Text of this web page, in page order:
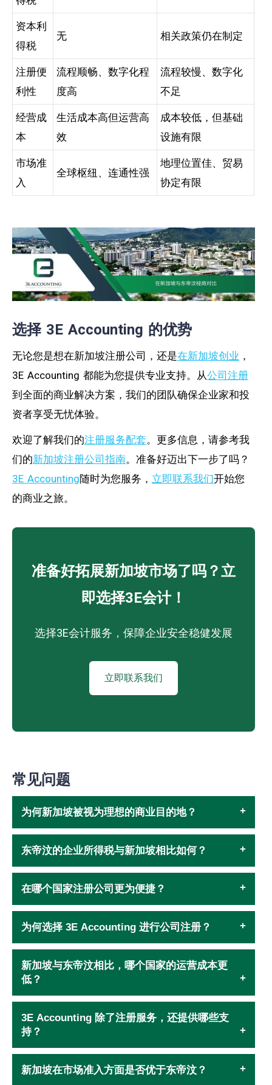
资本利
得税
无 相关政策仍在制定
注册便
利性
流程顺畅、数字化程
度高
流程较慢、数字化
不足
经营成
本
生活成本高但运营高
效
成本较低，但基础
设施有限
市场准
入
全球枢纽、连通性强
地理位置佳、贸易
协定有限
选择 3E Accounting 的优势
无论您是想在新加坡注册公司，还是在新加坡创业 ，
3E Accounting 都能为您提供专业支持。从公司注册
到全面的商业解决方案，我们的团队确保企业家和投
资者享受无忧体验。
欢迎了解我们的注册服务配套。更多信息，请参考我
们的新加坡注册公司指南。准备好迈出下一步了吗？
3E Accounting随时为您服务， 立即联系我们开始您
的商业之旅。
准备好拓展新加坡市场了吗？立
即选择3E会计！
选择3E会计服务，保障企业安全稳健发展
立即联系我们
常见问题
为何新加坡被视为理想的商业目的地？
东帝汶的企业所得税与新加坡相比如何？
在哪个国家注册公司更为便捷？
为何选择 3E Accounting 进行公司注册？
新加坡与东帝汶相比，哪个国家的运营成本更
低？
3E Accounting 除了注册服务，还提供哪些支
持？
新加坡在市场准入方面是否优于东帝汶？